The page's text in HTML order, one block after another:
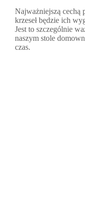
Najważniejszą cechą
krzeseł będzie ich
Jest to szczególnie
naszym stole
czas.